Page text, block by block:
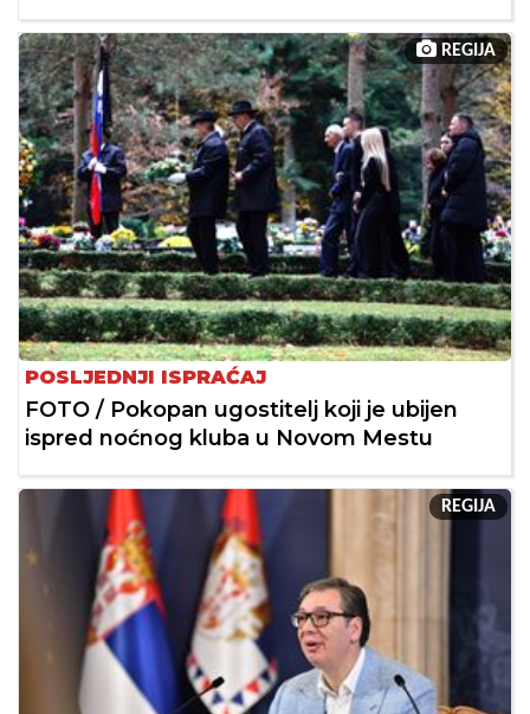
REGIJA
POSLJEDNJI ISPRAĆAJ
FOTO / Pokopan ugostitelj koji je ubijen
ispred noćnog kluba u Novom Mestu
REGIJA